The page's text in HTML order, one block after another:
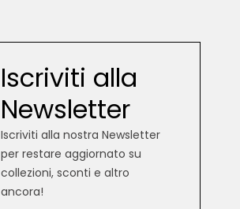
Iscriviti alla
Newsletter
Iscriviti alla nostra Newsletter
per restare aggiornato su
collezioni, sconti e altro
ancora!